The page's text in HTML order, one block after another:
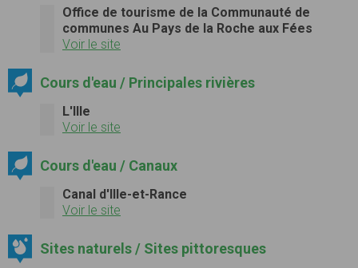
Office de tourisme de la Communauté de
communes Au Pays de la Roche aux Fées
Voir le site
Cours d'eau / Principales rivières
L'Ille
Voir le site
Cours d'eau / Canaux
Canal d'Ille-et-Rance
Voir le site
Sites naturels / Sites pittoresques